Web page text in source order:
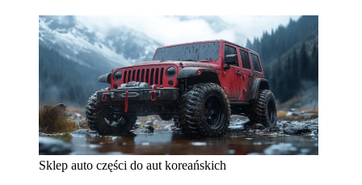
Sklep auto części do aut koreańskich